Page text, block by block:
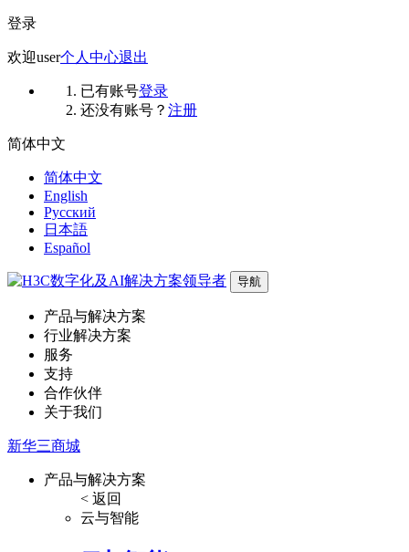
登录
欢迎user个人中心退出
已有账号登录
还没有账号？ 注册
简体中文
简体中文
English
Русский
日本語
Español
导航
产品与解决方案
行业解决方案
服务
支持
合作伙伴
关于我们
新华三商城
产品与解决方案
< 返回
云与智能